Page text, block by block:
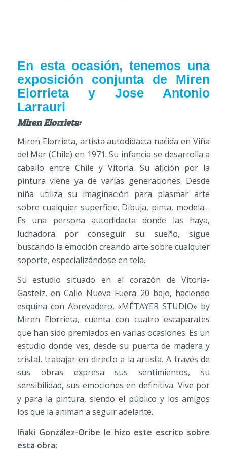
En esta ocasión, tenemos una
exposición conjunta de Miren
Elorrieta y Jose Antonio
Larrauri
Miren Elorrieta:
Miren Elorrieta, artista autodidacta nacida en Viña
del Mar (Chile) en 1971. Su infancia se desarrolla a
caballo entre Chile y Vitoria. Su afición por la
pintura viene ya de varias generaciones. Desde
niña utiliza su imaginación para plasmar arte
sobre cualquier superficie. Dibuja, pinta, modela…
Es una persona autodidacta donde las haya,
luchadora por conseguir su sueño, sigue
buscando la emoción creando arte sobre cualquier
soporte, especializándose en tela.
Su estudio situado en el corazón de Vitoria-
Gasteiz, en Calle Nueva Fuera 20 bajo, haciendo
esquina con Abrevadero, «MÉTAYER STUDIO» by
Miren Elorrieta, cuenta con cuatro escaparates
que han sido premiados en varias ocasiones. Es un
estudio donde ves, desde su puerta de madera y
cristal, trabajar en directo a la artista. A través de
sus obras expresa sus sentimientos, su
sensibilidad, sus emociones en definitiva. Vive por
y para la pintura, siendo el público y los amigos
los que la animan a seguir adelante.
Iñaki González-Oribe le hizo este escrito sobre
esta obra: